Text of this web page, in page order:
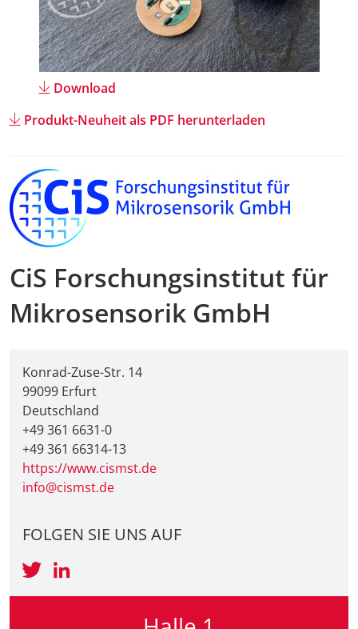
Download
Produkt-Neuheit als PDF herunterladen
CiS Forschungsinstitut für
Mikrosensorik GmbH
Konrad-Zuse-Str. 14
99099 Erfurt
Deutschland
+49 361 6631-0
+49 361 66314-13
https://www.cismst.de
info@cismst.de
FOLGEN SIE UNS AUF